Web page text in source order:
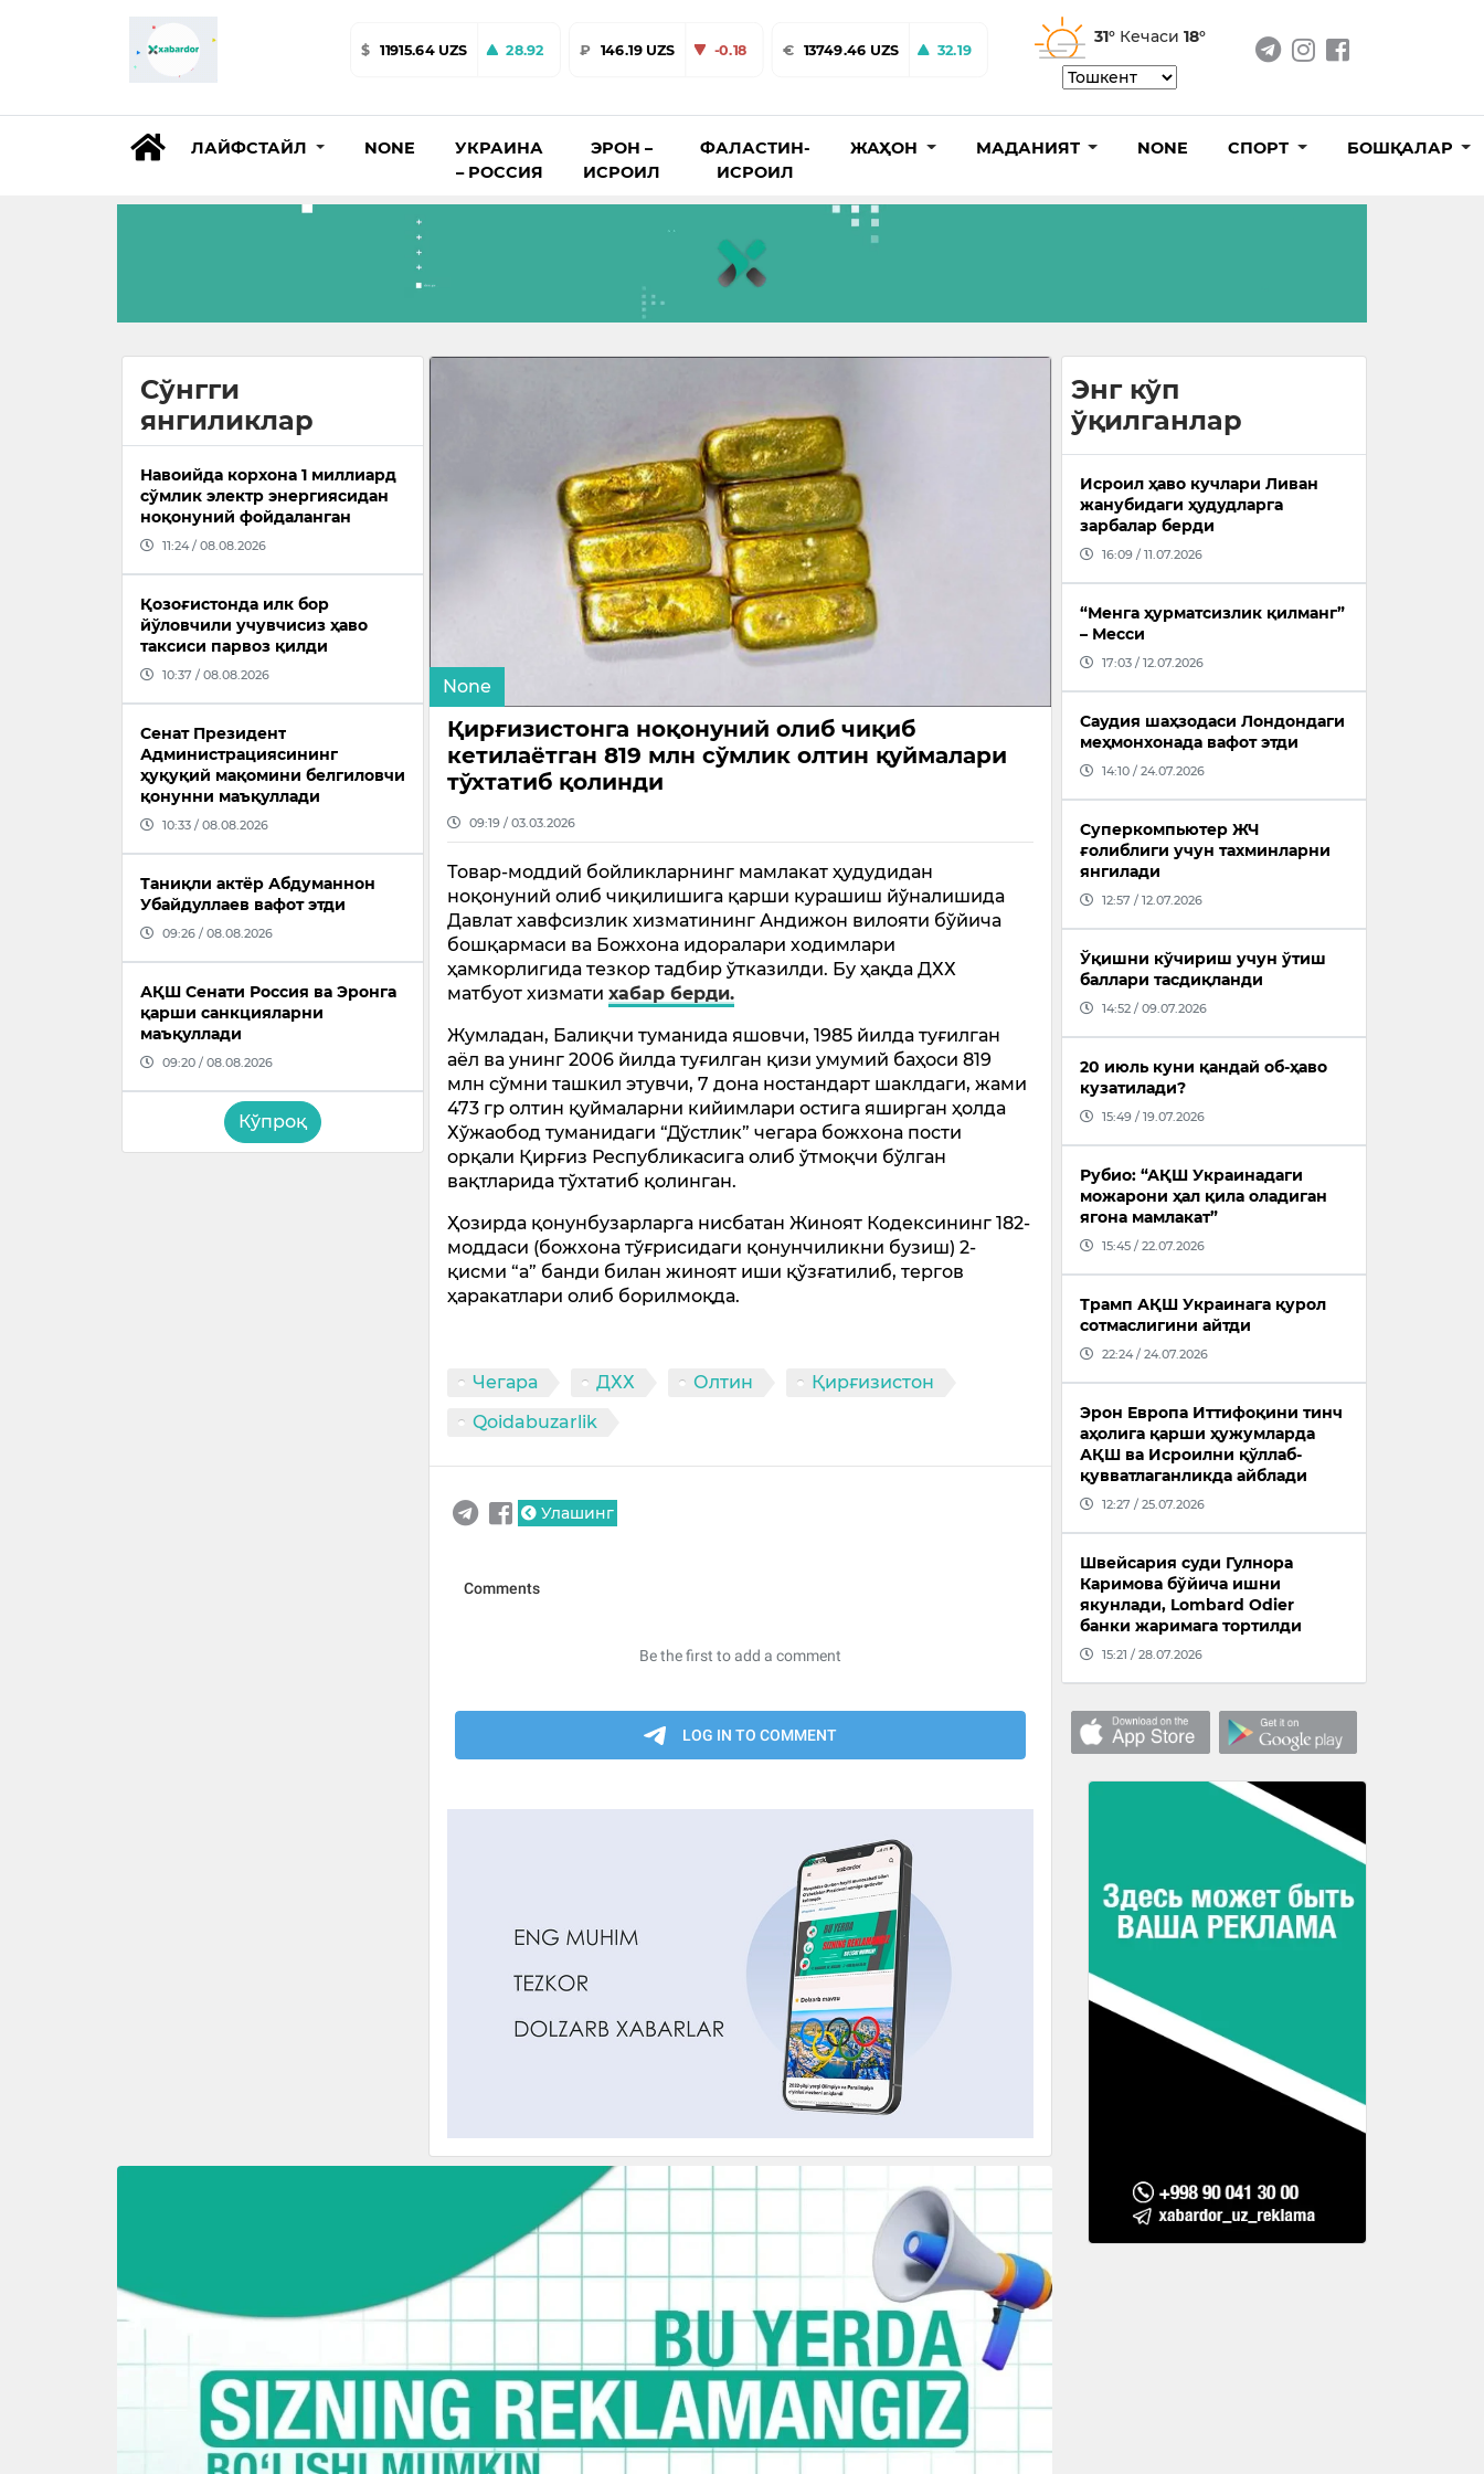
$ 11915.64 UZS 28.92 ₽ 146.19 UZS -0.18 € 13749.46 UZS 32.19
31° Кечаси 18°
ЛАЙФСТАЙЛ NONE
УКРАИНА
– РОССИЯ
ЭРОН –
ИСРОИЛ
ФАЛАСТИН-
ИСРОИЛ
ЖАҲОН МАДАНИЯТ NONE СПОРТ БОШҚАЛАР
Сўнгги
янгиликлар
Навоийда корхона 1 миллиард
сўмлик электр энергиясидан
ноқонуний фойдаланган
11:24 / 08.08.2026
Қозоғистонда илк бор
йўловчили учувчисиз ҳаво
таксиси парвоз қилди
10:37 / 08.08.2026
Сенат Президент
Администрациясининг
ҳуқуқий мақомини белгиловчи
қонунни маъқуллади
10:33 / 08.08.2026
Таниқли актёр Абдуманнон
Убайдуллаев вафот этди
09:26 / 08.08.2026
АҚШ Сенати Россия ва Эронга
қарши санкцияларни
маъқуллади
09:20 / 08.08.2026
Кўпроқ
None
Қирғизистонга ноқонуний олиб чиқиб
кетилаётган 819 млн сўмлик олтин қуймалари
тўхтатиб қолинди
09:19 / 03.03.2026
Товар-моддий бойликларнинг мамлакат ҳудудидан
ноқонуний олиб чиқилишига қарши курашиш йўналишида
Давлат хавфсизлик хизматининг Андижон вилояти бўйича
бошқармаси ва Божхона идоралари ходимлари
ҳамкорлигида тезкор тадбир ўтказилди. Бу ҳақда ДХХ
матбуот хизматихабар берди.
Жумладан, Балиқчи туманида яшовчи, 1985 йилда туғилган
аёл ва унинг 2006 йилда туғилган қизи умумий баҳоси 819
млн сўмни ташкил этувчи, 7 дона ностандарт шаклдаги, жами
473 гр олтин қуймаларни кийимлари остига яширган ҳолда
Хўжаобод туманидаги “Дўстлик” чегара божхона пости
орқали Қирғиз Республикасига олиб ўтмоқчи бўлган
вақтларида тўхтатиб қолинган.
Ҳозирда қонунбузарларга нисбатан Жиноят Кодексининг 182-
моддаси (божхона тўғрисидаги қонунчиликни бузиш) 2-
қисми “а” банди билан жиноят иши қўзғатилиб, тергов
ҳаракатлари олиб борилмоқда.
Чегара ДХХ Олтин
Қирғизистон
Qoidabuzarlik
Улашинг
Энг кўп
ўқилганлар
Исроил ҳаво кучлари Ливан
жанубидаги ҳудудларга
зарбалар берди
16:09 / 11.07.2026
“Менга ҳурматсизлик қилманг”
– Месси
17:03 / 12.07.2026
Саудия шаҳзодаси Лондондаги
меҳмонхонада вафот этди
14:10 / 24.07.2026
Суперкомпьютер ЖЧ
ғолиблиги учун тахминларни
янгилади
12:57 / 12.07.2026
Ўқишни кўчириш учун ўтиш
баллари тасдиқланди
14:52 / 09.07.2026
20 июль куни қандай об-ҳаво
кузатилади?
15:49 / 19.07.2026
Рубио: “АҚШ Украинадаги
можарони ҳал қила оладиган
ягона мамлакат”
15:45 / 22.07.2026
Трамп АҚШ Украинага қурол
сотмаслигини айтди
22:24 / 24.07.2026
Эрон Европа Иттифоқини тинч
аҳолига қарши ҳужумларда
АҚШ ва Исроилни қўллаб-
қувватлаганликда айблади
12:27 / 25.07.2026
Швейсария суди Гулнора
Каримова бўйича ишни
якунлади, Lombard Odier
банки жаримага тортилди
15:21 / 28.07.2026